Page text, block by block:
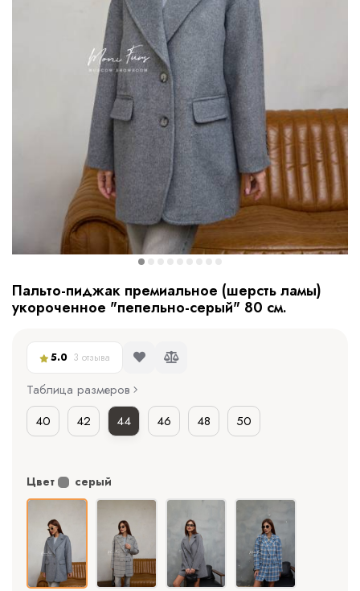
Пальто-пиджак премиальное (шерсть ламы)
укороченное "пепельно-серый" 80 см.
5.0 3 отзыва
Таблица размеров
40
42 44 46 48 50
Цвет серый